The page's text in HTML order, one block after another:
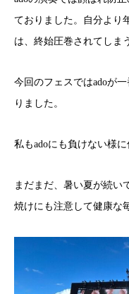
ておりました。自分より
は、終始圧巻されてしま
今回のフェスではadoが
りました。
私もadoにも負けない様
まだまだ、暑い夏が続い
焼けにも注意して健康な